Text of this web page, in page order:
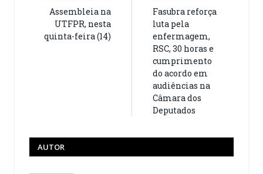
Assembleia na
UTFPR, nesta
quinta-feira (14)
Fasubra reforça
luta pela
enfermagem,
RSC, 30 horas e
cumprimento
do acordo em
audiências na
Câmara dos
Deputados
AUTOR